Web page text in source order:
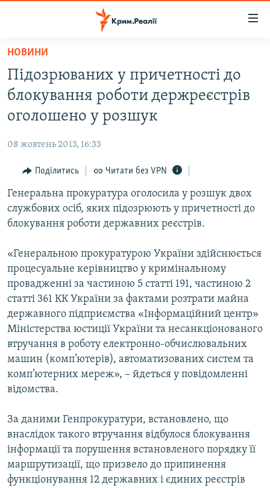
Перейти
основного
матеріалу
Перейти
до
основної
Перейти
пошуку
ВОДА.КРИМ
ВІДЕО ТА ФОТО
БЛОГИ
ПОГЛЯД
ІНТЕРВ'Ю
ВСЕ ЗА ДЕНЬ
ДЕПОРТАЦІЯ
ВІДЕОУРОКИ «ELIFBE»
СВІДЧЕННЯ ОКУПАЦІЇ
УКРАЇНСЬКА ПРОБЛЕМА КРИМУ
ІНФОГРАФІКА
ЯК ОБІЙТИ БЛОКУВАННЯ
Русский
Qırımtatar
ДОЛУЧАЙСЯ!
НОВИНИ
Підозрюваних у причетності до
блокування роботи держреєстрів
оголошено у розшук
08 жовтень 2013, 16:33
Поділитись Читати без VPN
Генеральна прокуратура оголосила у розшук двох
службових осіб, яких підозрюють у причетності до
блокування роботи державних реєстрів.
«Генеральною прокуратурою України здійснюється
процесуальне керівництво у кримінальному
провадженні за частиною 5 статті 191, частиною 2
статті 361 КК України за фактами розтрати майна
державного підприємства «Інформаційний центр»
Міністерства юстиції України та несанкціонованого
втручання в роботу електронно-обчислювальних
машин (комп’ютерів), автоматизованих систем та
комп’ютерних мереж», – йдеться у повідомленні
відомства.
За даними Генпрокуратури, встановлено, що
внаслідок такого втручання відбулося блокування
інформації та порушення встановленого порядку її
маршрутизації, що призвело до припинення
функціонування 12 державних і єдиних реєстрів